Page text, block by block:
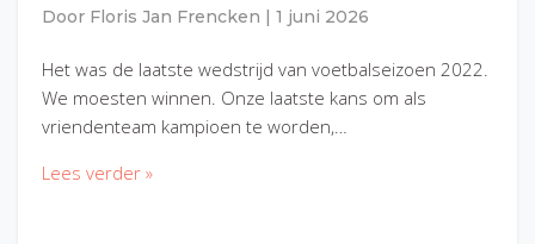
Door Floris Jan Frencken 1 juni 2026
Het was de laatste wedstrijd van voetbalseizoen 2022.
We moesten winnen. Onze laatste kans om als
vriendenteam kampioen te worden,…
Lees verder »